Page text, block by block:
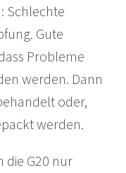
Schlechte
Gute
Probleme
werden. Dann
oder,
werden.
die G20 nur